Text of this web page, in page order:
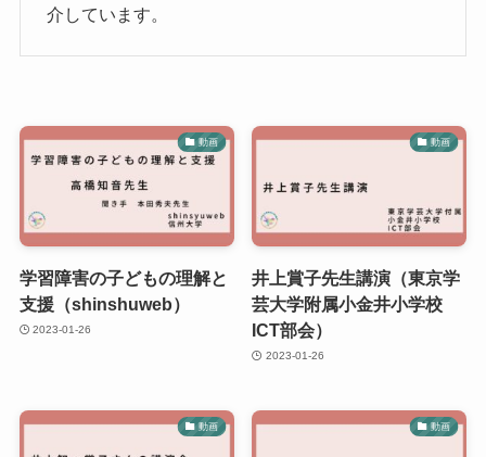
介しています。
動画
学習障害の子どもの理解と
支援（shinshuweb）
2023-01-26
動画
井上賞子先生講演（東京学
芸大学附属小金井小学校
ICT部会）
2023-01-26
動画 動画